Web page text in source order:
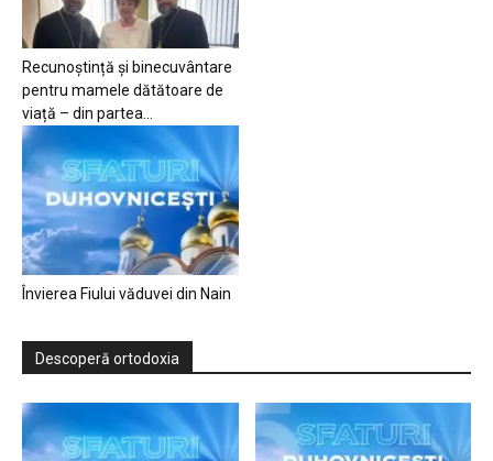
Recunoștință și binecuvântare
pentru mamele dătătoare de
viață – din partea...
Învierea Fiului văduvei din Nain
Descoperă ortodoxia